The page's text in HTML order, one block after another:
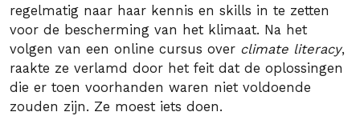
regelmatig naar haar kennis en skills in te zetten
voor de bescherming van het klimaat. Na het
volgen van een online cursus over climate literacy,
raakte ze verlamd door het feit dat de oplossingen
die er toen voorhanden waren niet voldoende
zouden zijn. Ze moest iets doen.